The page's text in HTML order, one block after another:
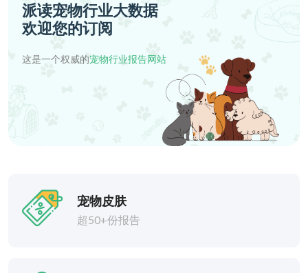
派读宠物行业大数据
欢迎您的订阅
这是一个权威的宠物行业报告网站
宠物皮肤
超50+份报告